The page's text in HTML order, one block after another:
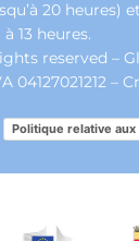
20 heures)
à 13 heures.
reserved –
04127021212 –
Politique relative aux